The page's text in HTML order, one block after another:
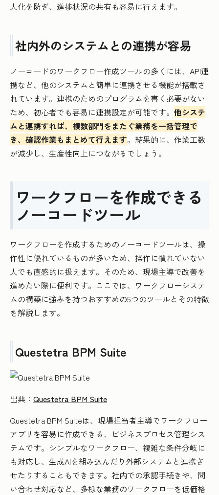
人化を防ぎ、進捗状況の共有も容易に行えます。
社内外のシステムとの連携が容易
ノーコードのワークフロー作成ツールの多くには、API連
携など、他のシステムと簡単に連携させる機能が搭載さ
れています。連携のためのプログラムを書く必要がない
ため、初心者でも容易に連携設定が可能です。 他システ
ムと連携すれば、複数部門をまたぐ業務を一括管理で
き、確認作業もまとめて行えます。結果的に、作業工数
が減少し、生産性向上につながるでしょう。
ワークフローを作成できる
ノーコードツール
ワークフローを作成するためのノーコードツールは、操
作性に優れているものが多いため、操作に慣れていない
人でも直感的に扱えます。そのため、現場主導で改善を
進めたい際に便利です。ここでは、ワークフローシステ
ムの構築に強みを持つおすすめの5つのツールとその特徴
を解説します。
Questetra BPM Suite
出典： Questetra BPM Suite
Questetra BPM Suiteは、現場担当者主導でワークフロー
アプリを容易に作成できる、ビジネスプロセス管理シス
テムです。シンプルなワークフロー、複雑な条件分岐に
も対応し、生成AIを組み込んだり外部システムと連携さ
せたりすることもできます。社内での承認手続きや、問
い合わせ対応など、多様な業務のワークフローを低価格